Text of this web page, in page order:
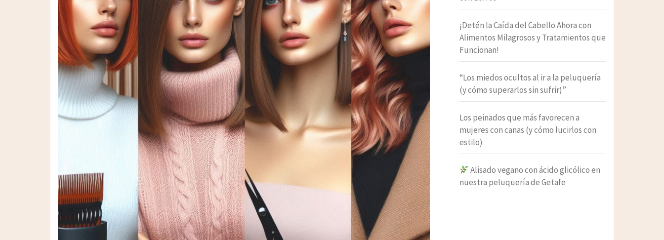
¡Detén la Caída del Cabello Ahora con
Alimentos Milagrosos y Tratamientos que
Funcionan!
“Los miedos ocultos al ir a la peluquería
(y cómo superarlos sin sufrir)”
Los peinados que más favorecen a
mujeres con canas (y cómo lucirlos con
estilo)
Alisado vegano con ácido glicólico en
nuestra peluquería de Getafe